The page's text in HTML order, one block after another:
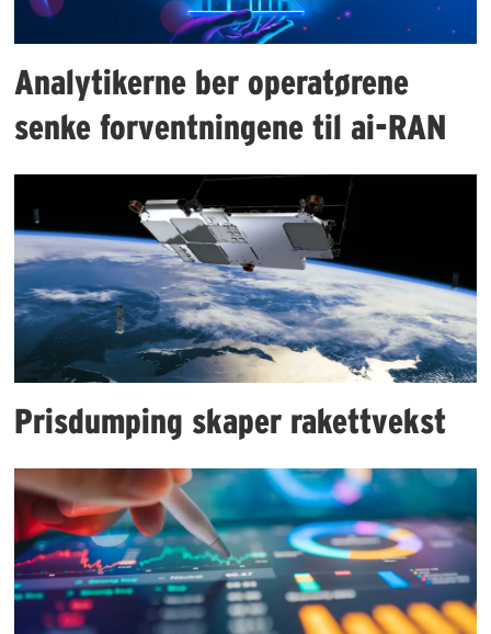
Analytikerne ber operatørene
senke forventningene til ai-RAN
Prisdumping skaper rakettvekst